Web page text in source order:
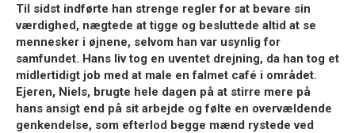
Til sidst indførte han strenge regler for at bevare sin
værdighed, nægtede at tigge og besluttede altid at se
mennesker i øjnene, selvom han var usynlig for
samfundet. Hans liv tog en uventet drejning, da han tog et
midlertidigt job med at male en falmet café i området.
Ejeren, Niels, brugte hele dagen på at stirre mere på
hans ansigt end på sit arbejde og følte en overvældende
genkendelse, som efterlod begge mænd rystede ved